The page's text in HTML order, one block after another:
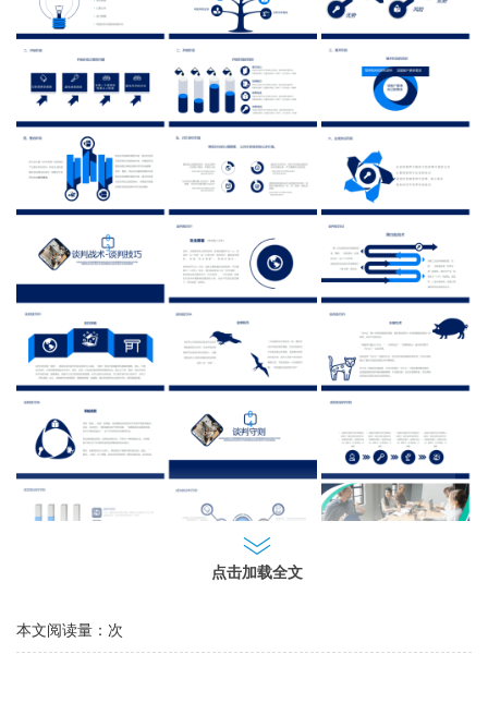
内容未完全展示，请下载附件查看
点击加载全文
本文阅读量： 次